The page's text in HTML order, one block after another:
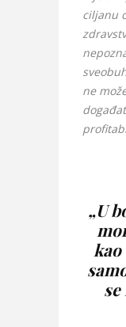
ciljanu
ne
„U